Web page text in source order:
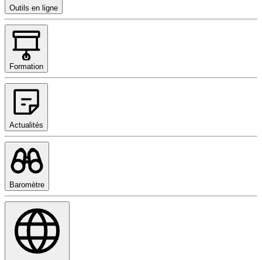
Outils en ligne
Formation
Actualités
Baromètre